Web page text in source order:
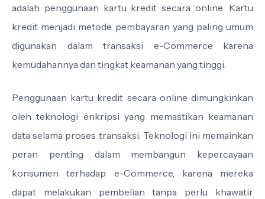
adalah penggunaan kartu kredit secara online. Kartu
kredit menjadi metode pembayaran yang paling umum
digunakan dalam transaksi e-Commerce karena
kemudahannya dan tingkat keamanan yang tinggi.
Penggunaan kartu kredit secara online dimungkinkan
oleh teknologi enkripsi yang memastikan keamanan
data selama proses transaksi. Teknologi ini memainkan
peran penting dalam membangun kepercayaan
konsumen terhadap e-Commerce, karena mereka
dapat melakukan pembelian tanpa perlu khawatir